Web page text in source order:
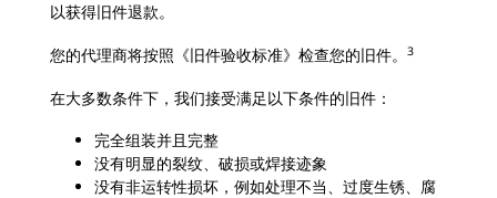
以获得旧件退款。
您的代理商将按照《旧件验收标准》检查您的旧件。 3
在大多数条件下，我们接受满足以下条件的旧件：
完全组装并且完整
没有明显的裂纹、破损或焊接迹象
没有非运转性损坏，例如处理不当、过度生锈、腐